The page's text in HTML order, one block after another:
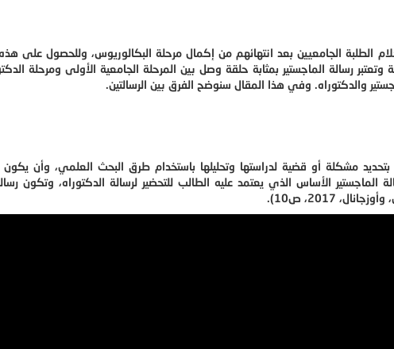
الطلبة الجامعيين بعد انتهائهم من إكمال مرحلة البكالوريوس، وللحصول على
رسالة الماجستير بمثابة حلقة وصل بين المرحلة الجامعية الأولى ومرحلة
والدكتوراه. وفي هذا المقال سنوضح الفرق بين الرسالتين.
مشكلة أو قضية لدراستها وتحليلها باستخدام طرق البحث العلمي، وأن
الماجستير الأساس الذي يعتمد عليه الطالب للتحضير لرسالة الدكتوراه، وتكون